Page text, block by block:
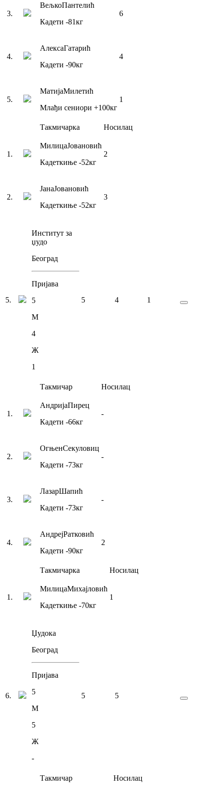
3.
ВељкоПантелић
Кадети -81кг
6
4.
АлексаГатарић
Кадети -90кг
4
5.
МатијаМилетић
Млађи сениори +100кг
1
Такмичарка Носилац
1 .
МилицаЈовановић
Кадеткиње -52кг
2
2.
ЈанаЈовановић
Кадеткиње -52кг
3
5.
Институт за
џудо
Београд
Пријава
5
М
4
Ж
1
5 4 1
Такмичар Носилац
1 .
АндријаПирец
Кадети -66кг
-
2.
ОгњенСекуловиц
Кадети -73кг
-
3.
ЛазарШапић
Кадети -73кг
-
4.
АндрејРатковић
Кадети -90кг
2
Такмичарка Носилац
1 .
МилицаМихајловић
Кадеткиње -70кг
1
6.
Џудока
Београд
Пријава
5
М
5
Ж
-
5 5
Такмичар Носилац